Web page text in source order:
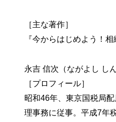
6-1 住宅借入金等特別控除
6-2 住宅借入金等特別控除
6-4 認定住宅等新築等特別
6-5 住宅耐震改修特別控除
6-6 再び住宅を居住の用に
6-7 配当控除
6-8 青色申告者の事業所得
［主な著作］
『今からはじめよう！
永吉 信次（ながよし しん
［プロフィール］
昭和46年、東京国税局
理事務に従事。平成7年